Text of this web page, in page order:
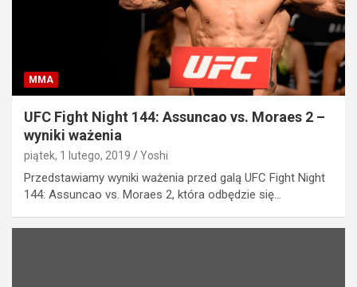
MMA
UFC Fight Night 144: Assuncao vs. Moraes 2 –
wyniki ważenia
piątek, 1 lutego, 2019 Yoshi
Przedstawiamy wyniki ważenia przed galą UFC Fight Night
144: Assuncao vs. Moraes 2, która odbędzie się…